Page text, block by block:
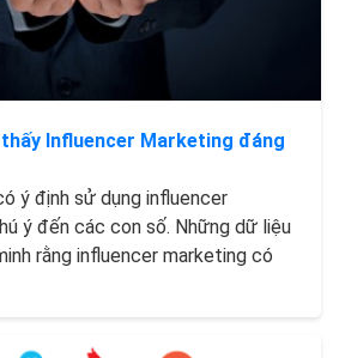
Influencer Marketing đáng
ý định sử dụng influencer
ý đến các con số. Những dữ liệu
rằng influencer marketing có